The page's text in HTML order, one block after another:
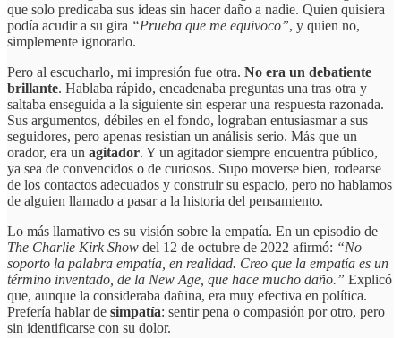
que solo predicaba sus ideas sin hacer daño a nadie. Quien quisiera
podía acudir a su gira “Prueba que me equivoco”, y quien no,
simplemente ignorarlo.
Pero al escucharlo, mi impresión fue otra. No era un debatiente
brillante. Hablaba rápido, encadenaba preguntas una tras otra y
saltaba enseguida a la siguiente sin esperar una respuesta razonada.
Sus argumentos, débiles en el fondo, lograban entusiasmar a sus
seguidores, pero apenas resistían un análisis serio. Más que un
orador, era un agitador. Y un agitador siempre encuentra público,
ya sea de convencidos o de curiosos. Supo moverse bien, rodearse
de los contactos adecuados y construir su espacio, pero no hablamos
de alguien llamado a pasar a la historia del pensamiento.
Lo más llamativo es su visión sobre la empatía. En un episodio de
The Charlie Kirk Show del 12 de octubre de 2022 afirmó: “No
soporto la palabra empatía, en realidad. Creo que la empatía es un
término inventado, de la New Age, que hace mucho daño.” Explicó
que, aunque la consideraba dañina, era muy efectiva en política.
Prefería hablar de simpatía: sentir pena o compasión por otro, pero
sin identificarse con su dolor.